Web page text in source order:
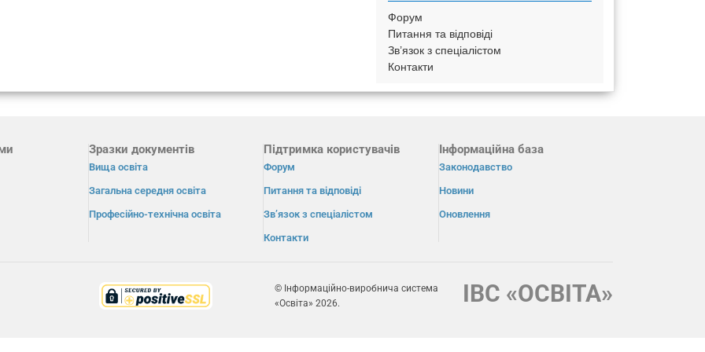
Форум
Питання та відповіді
Зв’язок з спеціалістом
Контакти
Зразки документів
Вища освіта
Загальна середня освіта
Професійно-технічна освіта
Підтримка користувачів
Форум
Питання та відповіді
Зв’язок з спеціалістом
Контакти
Інформаційна база
Законодавство
Новини
Оновлення
© Інформаційно-виробнича система
«Освіта» 2026.
ІВС «ОСВІТА»